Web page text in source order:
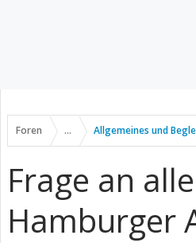
Foren ... Allgemeines und
Frage an alle
Hamburger